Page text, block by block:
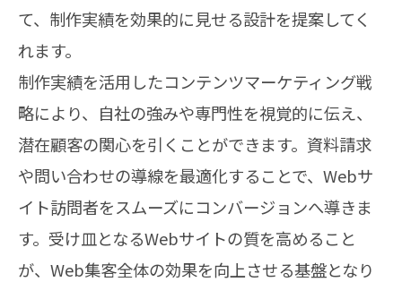
て、制作実績を効果的に見せる設計を提案してく
れます。
制作実績を活用したコンテンツマーケティング戦
略により、自社の強みや専門性を視覚的に伝え、
潜在顧客の関心を引くことができます。資料請求
や問い合わせの導線を最適化することで、Webサ
イト訪問者をスムーズにコンバージョンへ導きま
す。受け皿となるWebサイトの質を高めること
が、Web集客全体の効果を向上させる基盤となり